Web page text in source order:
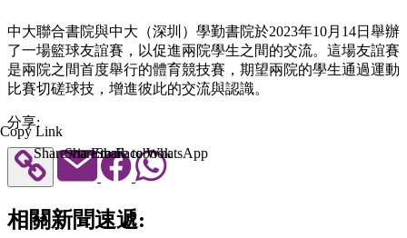
中大聯合書院與中大（深圳）學勤書院於2023年10月14日舉辦
了一場籃球友誼賽，以促進兩院學生之間的交流。這場友誼賽
是兩院之間首度舉行的體育競技賽，期望兩院的學生通過運動
比賽切磋球技，增進彼此的交流與認識。
分享:
Copy Link
Share via Email
Share to Facebook
Share to WhatsApp
相關新聞速遞: